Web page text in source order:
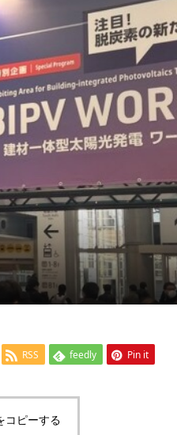
RSS feedly Pin it
コピーする